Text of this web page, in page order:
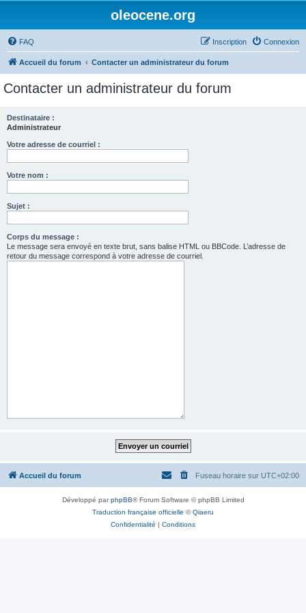
oleocene.org
FAQ Connexion
Inscription
Accueil du forum Contacter un administrateur du forum
Contacter un administrateur du forum
Destinataire :
Administrateur
Votre adresse de courriel :
Votre nom :
Sujet :
Corps du message :
Le message sera envoyé en texte brut, sans balise HTML ou BBCode. L’adresse de
retour du message correspond à votre adresse de courriel.
Accueil du forum Fuseau horaire sur UTC+02:00
Développé parphpBB® Forum Software © phpBB Limited
Traduction française officielle ©Qiaeru
Confidentialité | Conditions